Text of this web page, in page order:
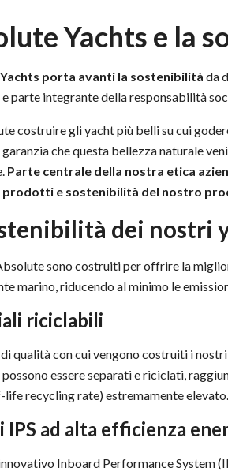
Yachts e la
porta avanti la sostenibilità da
parte integrante della responsabilità
costruire gli yacht più belli su cui
garanzia che questa bellezza naturale
Parte centrale della nostra etica
prodotti e sostenibilità del nostro
dei nostri
sono costruiti per offrire la
marino, riducendo al minimo le
riciclabili
qualità con cui vengono costruiti i
essere separati e riciclati,
life recycling rate) estremamente elevato.
ad alta efficienza
Inboard Performance System